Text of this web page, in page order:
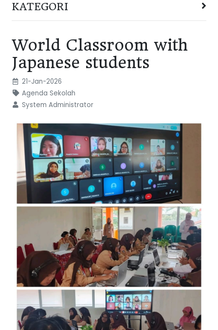
KATEGORI
World Classroom with
Japanese students
21-Jan-2026
Agenda Sekolah
System Administrator